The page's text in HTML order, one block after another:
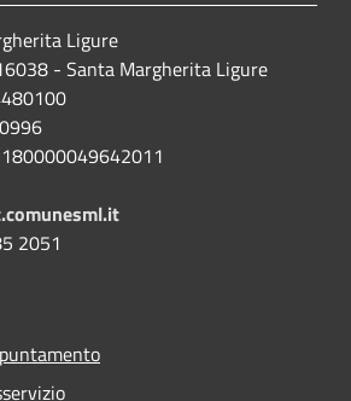
Ligure
- Santa Margherita Ligure
2051